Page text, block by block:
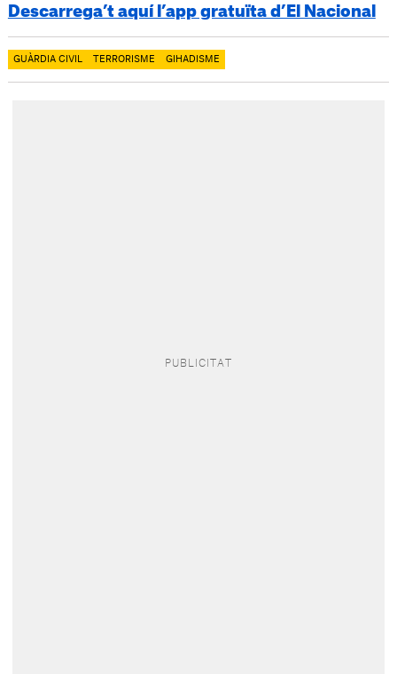
Descarrega’t aquí l’app gratuïta d’El Nacional
GUÀRDIA CIVIL TERRORISME GIHADISME